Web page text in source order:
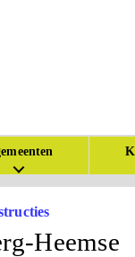
Heemse